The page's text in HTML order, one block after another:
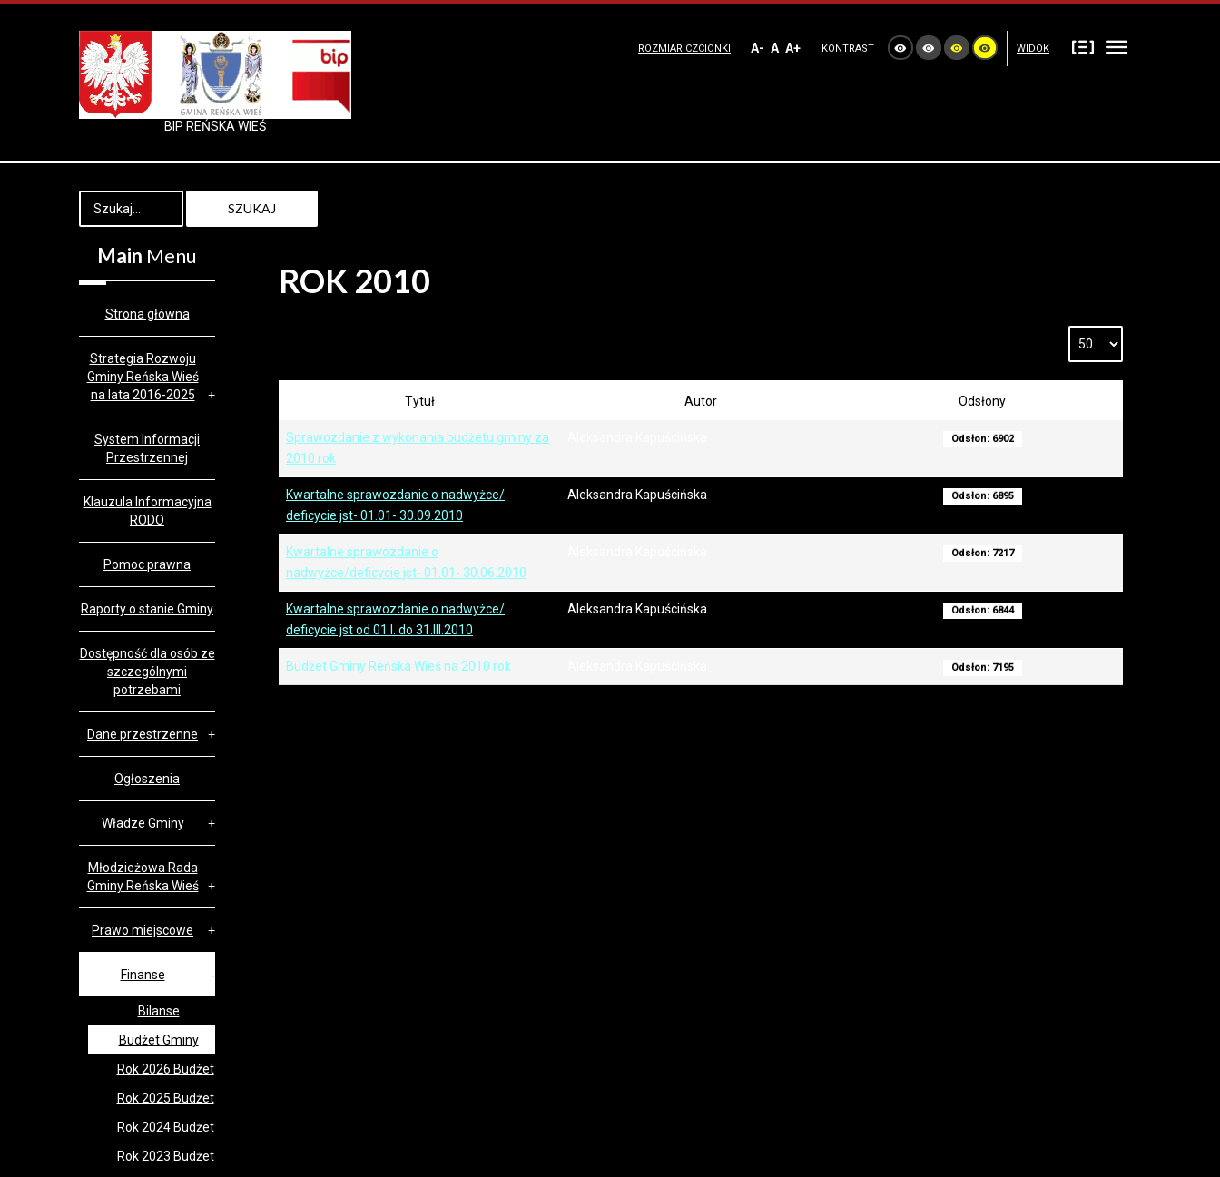
BIP REŃSKA WIEŚ
ROZMIAR CZCIONKI A- A A+ KONTRAST WIDOK
SZUKAJ
ROK 2010
Tytuł Autor Odsłony
Sprawozdanie z wykonania budżetu gminy za
2010 rok
Odsłon: 6902
Kwartalne sprawozdanie o nadwyżce/
deficycie jst- 01.01- 30.09.2010
Aleksandra Kapuścińska Odsłon: 6895
Kwartalne sprawozdanie o
nadwyżce/deficycie jst- 01.01- 30.06.2010
Odsłon: 7217
Kwartalne sprawozdanie o nadwyżce/
deficycie jst od 01.I. do 31.III.2010
Aleksandra Kapuścińska Odsłon: 6844
Budżet Gminy Reńska Wieś na 2010 rok Odsłon: 7195
Main Menu
Strona główna
Strategia Rozwoju
Gminy Reńska Wieś
na lata 2016-2025
System Informacji
Przestrzennej
Klauzula Informacyjna
RODO
Pomoc prawna
Raporty o stanie Gminy
Dostępność dla osób ze
szczególnymi
potrzebami
Dane przestrzenne
Ogłoszenia
Władze Gminy
Młodzieżowa Rada
Gminy Reńska Wieś
Prawo miejscowe
Finanse
Bilanse
Budżet Gminy
Rok 2026 Budżet
Rok 2025 Budżet
Rok 2024 Budżet
Rok 2023 Budżet